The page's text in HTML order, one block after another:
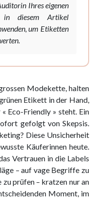
Ihres eigenen
in diesem Artikel
um Etiketten
Modekette, halten
Etikett in der Hand,
Eco-Friendly » steht. Ein
gefolgt von Skepsis.
Diese Unsicherheit
Käuferinnen heute.
Vertrauen in die Labels
– auf vage Begriffe zu
prüfen – kratzen nur an
Moment, im